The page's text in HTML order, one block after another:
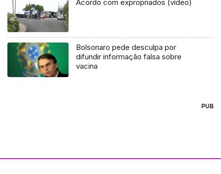
Acordo com expropriados (vídeo)
Bolsonaro pede desculpa por
difundir informação falsa sobre
vacina
PUB